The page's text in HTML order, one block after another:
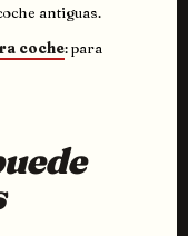
antiguas.
coche: para